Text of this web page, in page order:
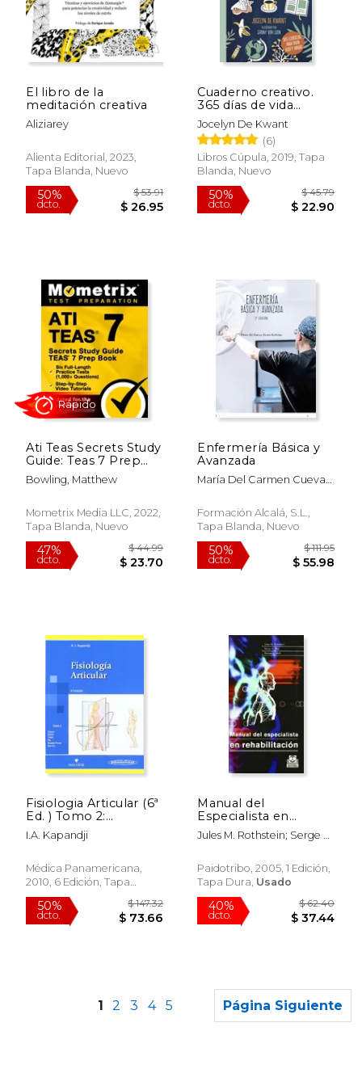
dcto. $ 115.03 dcto.
50%
dcto. $ 31.00
50%
dcto.
dcto. $ 32.40 dcto.
El libro de la
meditación creativa
Aliziarey
Alienta Editorial, 2023,
Tapa Blanda, Nuevo
Cuaderno creativo.
365 días de vida
mindfulness
Jocelyn De Kwant
(6)
Libros Cúpula, 2019, Tapa
Blanda, Nuevo
Ati Teas Secrets Study
Guide: Teas 7 Prep
Book, six Full-Length
Practice Tests (1,000+
Step Video Tutorials:
[Updated for the 7th
Bowling, Matthew
Mometrix Media LLC, 2022,
Tapa Blanda, Nuevo
Enfermería Básica y
Avanzada
María Del Carmen Cueva
Formación Alcalá, S.L.,
Tapa Blanda, Nuevo
Fisiologia Articular (6ª
Ed. ) Tomo 2:
Miembro Inferior
I.A. Kapandji
Médica Panamericana,
2010, 6 Edición, Tapa
Blanda, Nuevo
Manual del
Especialista en
Rehabilitacion
Jules M. Rothstein; Serge H.
H Roy
Paidotribo, 2005, 1 Edición,
Tapa Dura, Usado
1 2 3 4 5 Página Siguiente